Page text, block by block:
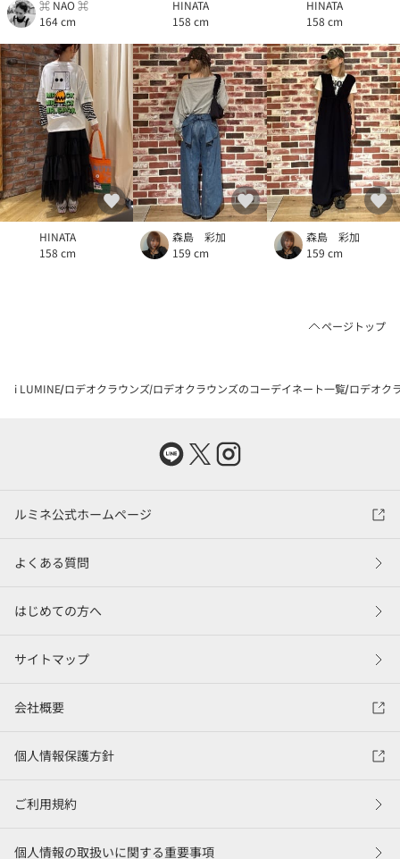
⌘ NAO ⌘
164 cm
HINATA
158 cm
HINATA
158 cm
HINATA
158 cm
森島 彩加
159 cm
森島 彩加
159 cm
ページトップ
i LUMINE ロデオクラウンズ ロデオクラウンズのコーデイネート一覧 ロデオク
ルミネ公式ホームページ
よくある質問
はじめての方へ
サイトマップ
会社概要
個人情報保護方針
ご利用規約
個人情報の取扱いに関する重要事項